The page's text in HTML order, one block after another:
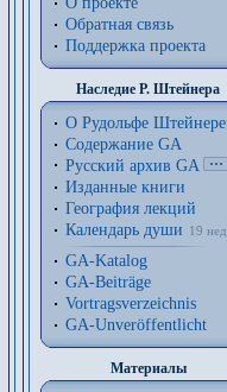
Обратная связь
Поддержка проекта
Наследие Р. Штейнера
О Рудольфе Штейнере
Содержание GA
Русский архив GA
Изданные книги
География лекций
Календарь души
19 нед.
GA-Katalog
GA-Beiträge
Vortragsverzeichnis
GA-Unveröffentlicht
Материалы